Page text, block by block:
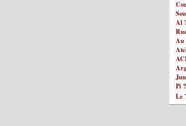
Al
Au
Pi
Le